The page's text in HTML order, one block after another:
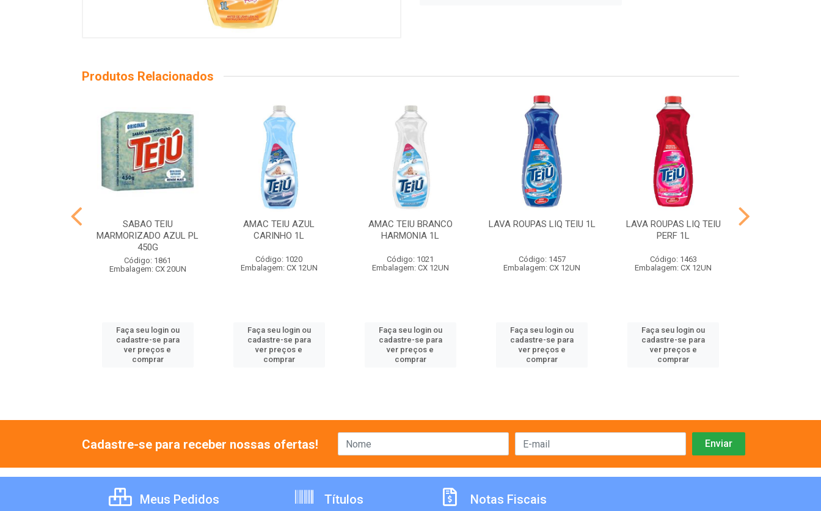
Produtos Relacionados
SABAO TEIU
MARMORIZADO AZUL PL
450G
Código: 1861
Embalagem: CX 20UN
Faça seu login ou
cadastre-se para
ver preços e
comprar
AMAC TEIU AZUL
CARINHO 1L
Código: 1020
Embalagem: CX 12UN
Faça seu login ou
cadastre-se para
ver preços e
comprar
AMAC TEIU BRANCO
HARMONIA 1L
Código: 1021
Embalagem: CX 12UN
Faça seu login ou
cadastre-se para
ver preços e
comprar
LAVA ROUPAS LIQ TEIU 1L
Código: 1457
Embalagem: CX 12UN
Faça seu login ou
cadastre-se para
ver preços e
comprar
LAVA ROUPAS LIQ TEIU
PERF 1L
Código: 1463
Embalagem: CX 12UN
Faça seu login ou
cadastre-se para
ver preços e
comprar
Cadastre-se para receber nossas ofertas!
Meus Pedidos Títulos Notas Fiscais